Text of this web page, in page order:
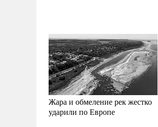
Жара и обмеление рек жестко
ударили по Европе